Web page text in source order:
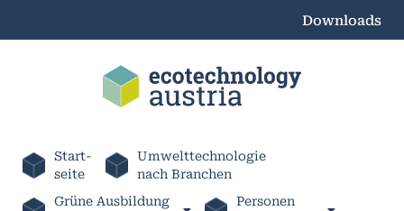
Downloads
Start-
seite
Umwelttechnologie
nach Branchen
Grüne Ausbildung
Personen